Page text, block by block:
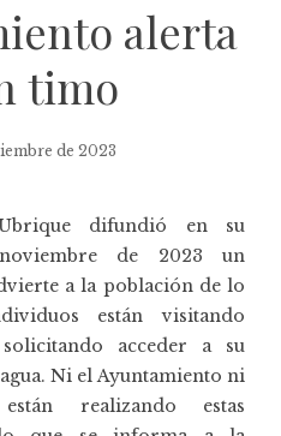
alerta
timo
de 2023
difundió en su
de 2023 un
a la población de lo
están visitando
acceder a su
Ni el Ayuntamiento ni
realizando estas